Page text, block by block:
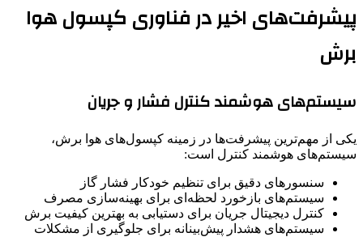
پیشرفت‌های اخیر در فناوری کپسول هوا
برش
سیستم‌های هوشمند کنترل فشار و جریان
یکی از مهم‌ترین پیشرفت‌ها در زمینه کپسول‌های هوا برش،
سیستم‌های هوشمند کنترل است:
سنسورهای دقیق برای تنظیم خودکار فشار گاز
سیستم‌های بازخورد لحظه‌ای برای بهینه‌سازی مصرف
کنترل دیجیتال جریان برای دستیابی به بهترین کیفیت برش
سیستم‌های هشدار پیش‌بینانه برای جلوگیری از مشکلات